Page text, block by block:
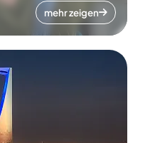
mehr zeigen